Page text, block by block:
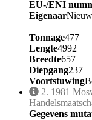
EU-/ENI
Eigenaar
Tonnage477
Lengte4992
Breedte657
Diepgang237
Voortstuwing
2. 1981
Gegevens